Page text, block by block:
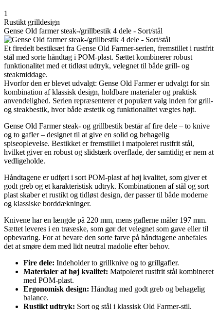
1
Rustikt grilldesign
Gense Old farmer steak-/grillbestik 4 dele - Sort/stål
Et firedelt bestiksæt fra Gense Old Farmer-serien, fremstillet i rustfrit
stål med sorte håndtag i POM-plast. Sættet kombinerer robust
funktionalitet med et tidløst udtryk, velegnet til både grill- og
steakmiddage.
Hvorfor den er blevet udvalgt: Gense Old Farmer er udvalgt for sin
kombination af klassisk design, holdbare materialer og praktisk
anvendelighed. Serien repræsenterer et populært valg inden for grill-
og steakbestik, hvor både æstetik og funktionalitet vægtes højt.
Gense Old Farmer steak- og grillbestik består af fire dele – to knive
og to gafler – designet til at give en solid og behagelig
spiseoplevelse. Bestikket er fremstillet i matpoleret rustfrit stål,
hvilket giver en robust og slidstærk overflade, der samtidig er nem at
vedligeholde.
Håndtagene er udført i sort POM-plast af høj kvalitet, som giver et
godt greb og et karakteristisk udtryk. Kombinationen af stål og sort
plast skaber et rustikt og tidløst design, der passer til både moderne
og klassiske borddækninger.
Knivene har en længde på 220 mm, mens gaflerne måler 197 mm.
Sættet leveres i en trææske, som gør det velegnet som gave eller til
opbevaring. For at bevare den sorte farve på håndtagene anbefales
det at smøre dem med lidt neutral madolie efter behov.
Fire dele: Indeholder to grillknive og to grillgafler.
Materialer af høj kvalitet: Matpoleret rustfrit stål kombineret
med POM-plast.
Ergonomisk design: Håndtag med godt greb og behagelig
balance.
Rustikt udtryk: Sort og stål i klassisk Old Farmer-stil.